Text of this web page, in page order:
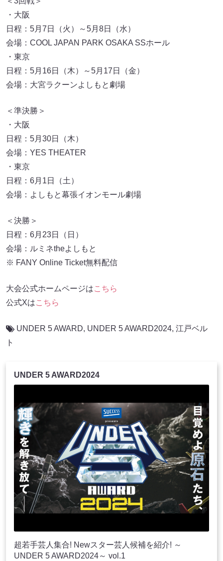
・大阪
日程：5月7日（火）～5月8日（水）
会場：COOL JAPAN PARK OSAKA SSホール
・東京
日程：5月16日（木）～5月17日（金）
会場：大宮ラクーンよしもと劇場
＜準決勝＞
・大阪
日程：5月30日（木）
会場：YES THEATER
・東京
日程：6月1日（土）
会場：よしもと幕張イオンモール劇場
＜決勝＞
日程：6月23日（日）
会場：ルミネtheよしもと
※ FANY Online Ticket無料配信
大会公式ホームページはこちら
公式Xはこちら
UNDER 5 AWARD, UNDER 5 AWARD2024, 江戸ベル
ト
UNDER 5 AWARD2024
超若手芸人集合! Newスター芸人候補を紹介! ～
UNDER 5 AWARD2024～ vol.1